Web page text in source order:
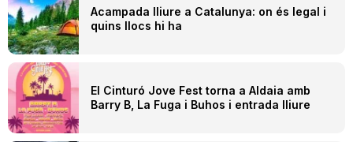
Acampada lliure a Catalunya: on és legal i
quins llocs hi ha
El Cinturó Jove Fest torna a Aldaia amb
Barry B, La Fuga i Buhos i entrada lliure